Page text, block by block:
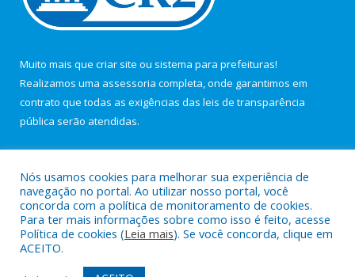
Muito mais que criar site ou sistema para prefeituras!
Realizamos uma assessoria completa, onde garantimos em
contrato que todas as exigências das leis de transparência
pública serão atendidas.
Todos os direitos reservados a Câmara Municipal de Maracanã.
Nós usamos cookies para melhorar sua experiência de
navegação no portal. Ao utilizar nosso portal, você
concorda com a política de monitoramento de cookies.
Para ter mais informações sobre como isso é feito, acesse
Política de cookies (Leia mais). Se você concorda, clique em
ACEITO.